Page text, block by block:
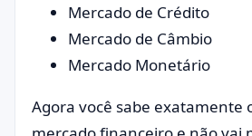
Mercado de Crédito
Mercado de Câmbio
Mercado Monetário
Agora você sabe exatamente